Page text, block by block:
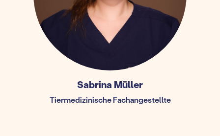
Sabrina Müller
Tiermedizinische Fachangestellte